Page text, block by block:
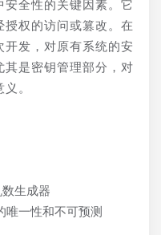
全性的关键因素。它
授权的访问或篡改。在
发，对原有系统的安
其是密钥管理部分，对
。
数生成器
唯一性和不可预测